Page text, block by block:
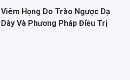
Viêm Họng Do Trào Ngược Dạ
Dày Và Phương Pháp Điều Trị